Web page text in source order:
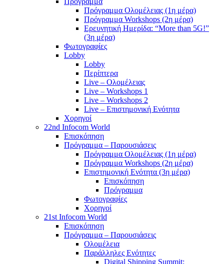
Πρόγραμμα Ολομέλειας (1η μέρα)
Πρόγραμμα Workshops (2η μέρα)
Ερευνητική Ημερίδα: “More than 5G!”
(3η μέρα)
Φωτογραφίες
Lobby
Lobby
Περίπτερα
Live – Ολομέλειας
Live – Workshops 1
Live – Workshops 2
Live – Επιστημονική Ενότητα
Χορηγοί
22nd Infocom World
Επισκόπηση
Πρόγραμμα – Παρουσιάσεις
Πρόγραμμα Ολομέλειας (1η μέρα)
Πρόγραμμα Workshops (2η μέρα)
Επιστημονική Ενότητα (3η μέρα)
Επισκόπηση
Πρόγραμμα
Φωτογραφίες
Χορηγοί
21st Infocom World
Επισκόπηση
Πρόγραμμα – Παρουσιάσεις
Ολομέλεια
Παράλληλες Ενότητες
Digital Shipping Summit: